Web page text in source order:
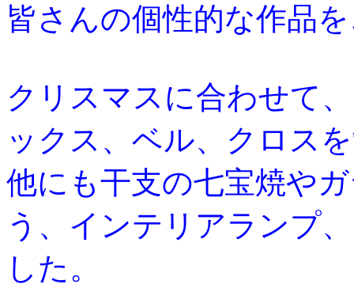
皆さんの個性的な作品
クリスマスに合わせて
ックス、ベル、クロス
他にも干支の七宝焼や
う、インテリアランプ
した。